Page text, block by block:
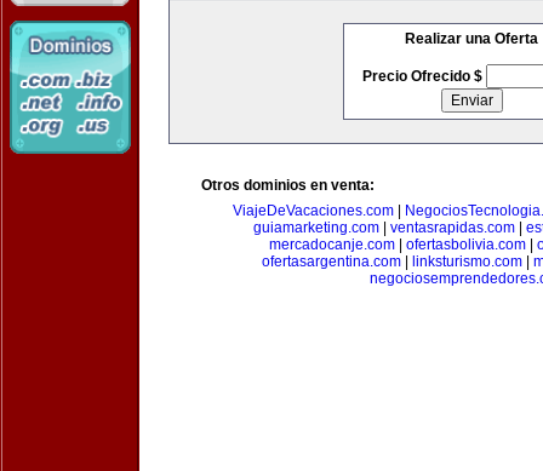
Realizar una Oferta
Precio Ofrecido $
Otros dominios en venta:
ViajeDeVacaciones.com
guiamarketing.com| ventasrapidas.com|
mercadocanje.com
ofertasbolivia.com
ofertasargentina.com| linksturismo.com|